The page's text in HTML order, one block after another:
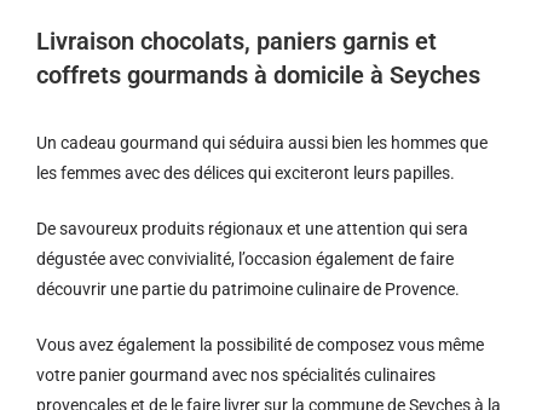
Livraison chocolats, paniers garnis et
coffrets gourmands à domicile à Seyches
Un cadeau gourmand qui séduira aussi bien les hommes que
les femmes avec des délices qui exciteront leurs papilles.
De savoureux produits régionaux et une attention qui sera
dégustée avec convivialité, l’occasion également de faire
découvrir une partie du patrimoine culinaire de Provence.
Vous avez également la possibilité de composez vous même
votre panier gourmand avec nos spécialités culinaires
provençales et de le faire livrer sur la commune de Seyches à la